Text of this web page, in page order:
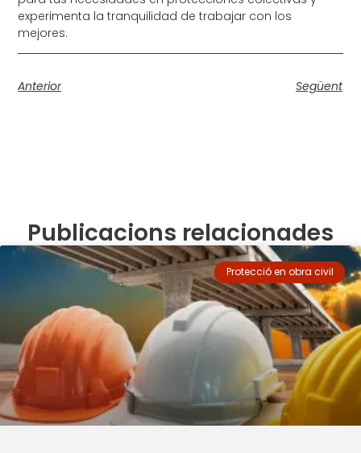
experimenta la tranquilidad de trabajar con los
mejores.
Anterior Següent
Publicacions relacionades
Protecció en obra civil